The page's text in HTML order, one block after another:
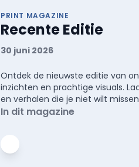
PRINT MAGAZINE
Recente Editie
30 juni 2026
Ontdek de nieuwste editie van
inzichten en prachtige visuals.
en verhalen die je niet wilt
In dit magazine